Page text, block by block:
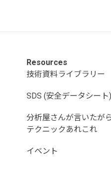
Resources
技術資料ライブラリー
SDS (安全データシート
分析屋さんが言いたが
テクニックあれこれ
イベント